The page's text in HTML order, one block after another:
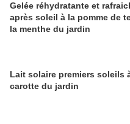
Gelée réhydratante et
après soleil à la pomme de
la menthe du jardin
Lait solaire premiers soleils
carotte du jardin